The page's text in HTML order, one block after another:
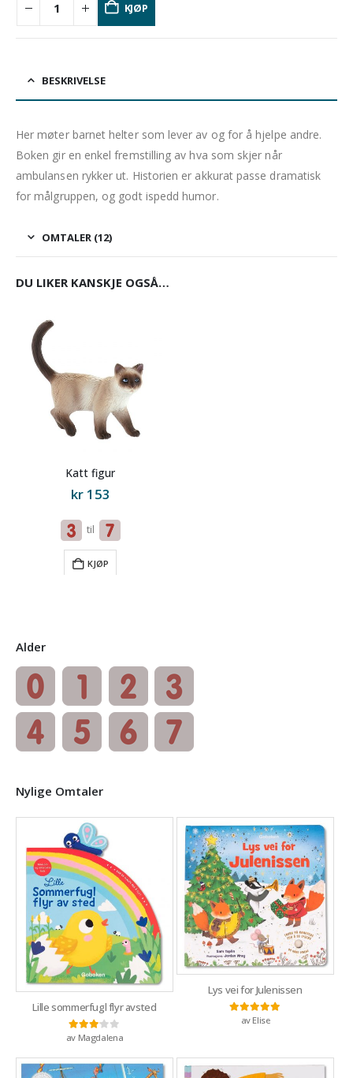
KJØP
BESKRIVELSE
Her møter barnet helter som lever av og for å hjelpe andre.
Boken gir en enkel fremstilling av hva som skjer når
ambulansen rykker ut. Historien er akkurat passe dramatisk
for målgruppen, og godt ispedd humor.
OMTALER (12)
DU LIKER KANSKJE OGSÅ…
Katt figur
kr153
til
KJØP
Alder
Nylige Omtaler
Lille sommerfugl flyr avsted
Vurdert3av 5
av Magdalena
Lys vei for Julenissen
Vurdert5
av Elise